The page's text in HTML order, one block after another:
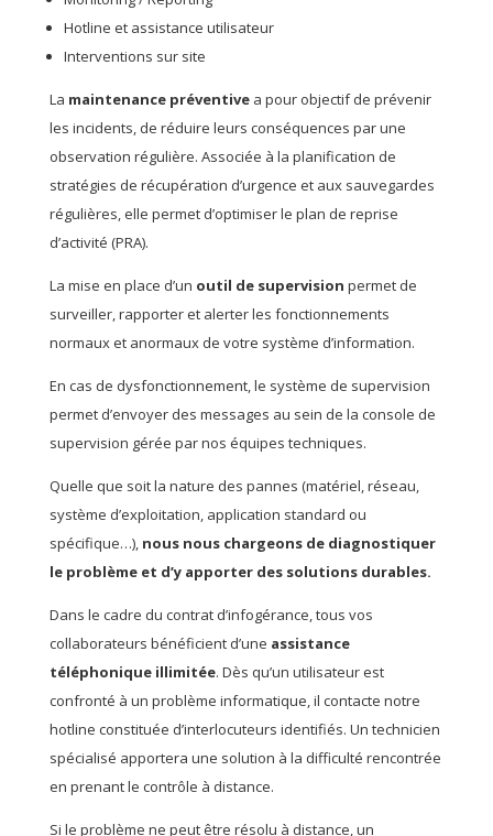
Hotline et assistance utilisateur
Interventions sur site
La maintenance préventivea pour objectif de prévenir
les incidents, de réduire leurs conséquences par une
observation régulière. Associée à la planification de
stratégies de récupération d’urgence et aux sauvegardes
régulières, elle permet d’optimiser le plan de reprise
d’activité (PRA).
La mise en place d’un outil de supervision permet de
surveiller, rapporter et alerter les fonctionnements
normaux et anormaux de votre système d’information.
En cas de dysfonctionnement, le système de supervision
permet d’envoyer des messages au sein de la console de
supervision gérée par nos équipes techniques.
Quelle que soit la nature des pannes (matériel, réseau,
système d’exploitation, application standard ou
spécifique…), nous nous chargeons de diagnostiquer
le problème et d’y apporter des solutions durables.
Dans le cadre du contrat d’infogérance, tous vos
collaborateurs bénéficient d’une assistance
téléphonique illimitée. Dès qu’un utilisateur est
confronté à un problème informatique, il contacte notre
hotline constituée d’interlocuteurs identifiés. Un technicien
spécialisé apportera une solution à la difficulté rencontrée
en prenant le contrôle à distance.
Si le problème ne peut être résolu à distance, un